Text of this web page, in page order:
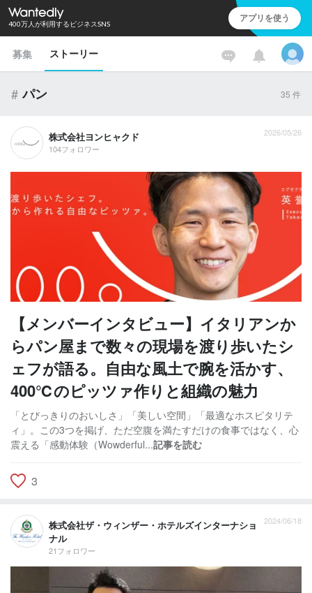
400万人が利用するビジネスSNS アプリを使う
募集 ストーリー
# パン 35 件
株式会社ヨンヒャクド
104フォロワー
2026/05/26
【メンバーインタビュー】イタリアンか
らパン屋まで数々の現場を渡り歩いたシ
ェフが語る。自由な風土で腕を活かす、
400℃のピッツァ作りと組織の魅力
「とびっきりのおいしさ」「美しい空間」「最適なホスピタリテ
ィ」。この3つを掲げ、ただ空腹を満たすだけの食事ではなく、心
震える「感動体験（Wowderful...記事を読む
3
株式会社ザ・ウィンザー・ホテルズインターナショ
ナル
21フォロワー
2024/06/18